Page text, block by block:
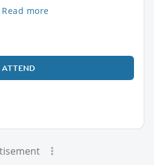
Read more
ATTEND